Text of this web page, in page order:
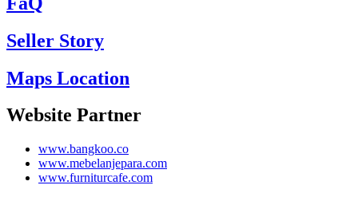
Seller Story
Maps Location
Website Partner
www.bangkoo.co
www.mebelanjepara.com
www.furniturcafe.com